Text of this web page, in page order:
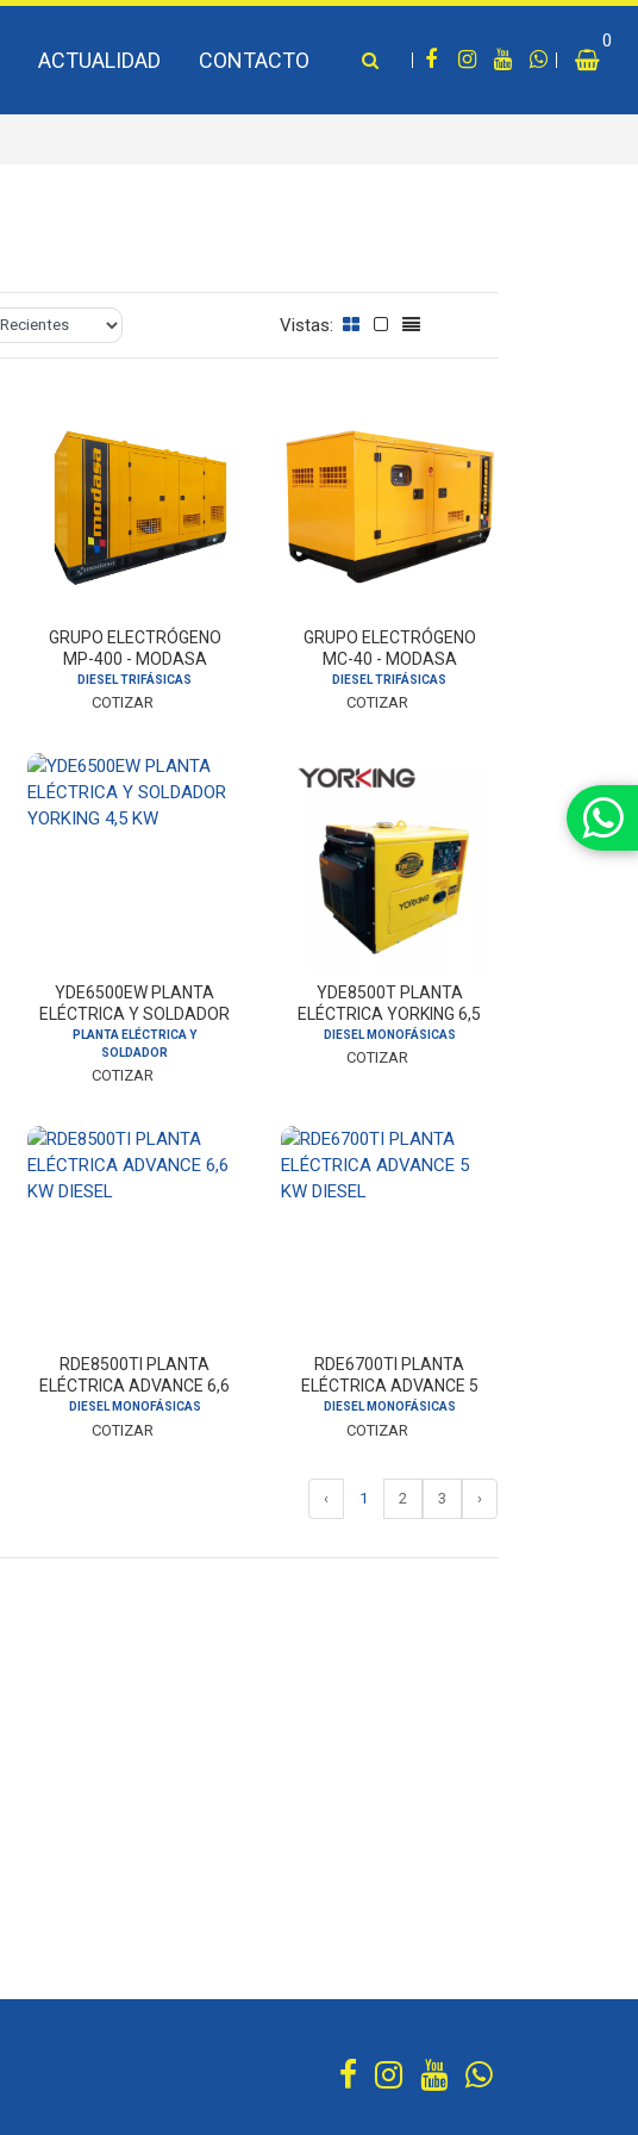
ACTUALIDAD CONTACTO
0
Vistas:
GRUPO ELECTRÓGENO
MP-400 - MODASA
DIESEL TRIFÁSICAS
COTIZAR
GRUPO ELECTRÓGENO
MC-40 - MODASA
DIESEL TRIFÁSICAS
COTIZAR
YDE6500EW PLANTA
ELÉCTRICA Y SOLDADOR
YORKING 4,5 KW
PLANTA ELÉCTRICA Y
SOLDADOR
COTIZAR
YDE8500T PLANTA
ELÉCTRICA YORKING 6,5
KVA DIESEL
DIESEL MONOFÁSICAS
COTIZAR
RDE8500TI PLANTA
ELÉCTRICA ADVANCE 6,6
KW DIESEL
DIESEL MONOFÁSICAS
COTIZAR
RDE6700TI PLANTA
ELÉCTRICA ADVANCE 5
KW DIESEL
DIESEL MONOFÁSICAS
COTIZAR
‹ 1 2 3 ›